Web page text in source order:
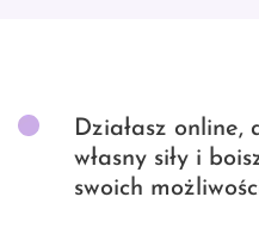
Działasz
własny siły i
swoich